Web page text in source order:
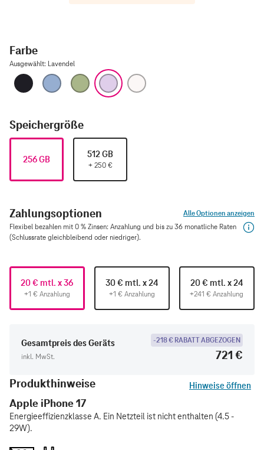
Farbe
Ausgewählt: Lavendel
Schwarz NebelblauSalbei Lavendel
Speichergröße
256 GB 512 GB
+ 250 €
Zahlungsoptionen
Alle Optionen anzeigen
Flexibel bezahlen mit 0 % Zinsen: Anzahlung und bis zu 36 monatliche Raten
(Schlussrate gleichbleibend oder niedriger).
20 € mtl. x 36
+1 € Anzahlung
30 € mtl. x 24
+1 € Anzahlung
20 € mtl. x 24
+241 € Anzahlung
Gesamtpreis des Geräts
inkl. MwSt.
-218 € RABATT ABGEZOGEN
721 €
Produkthinweise
Hinweise öffnen
Apple iPhone 17
Energieeffizienzklasse A. Ein Netzteil ist nicht enthalten (4.5 -
29W).